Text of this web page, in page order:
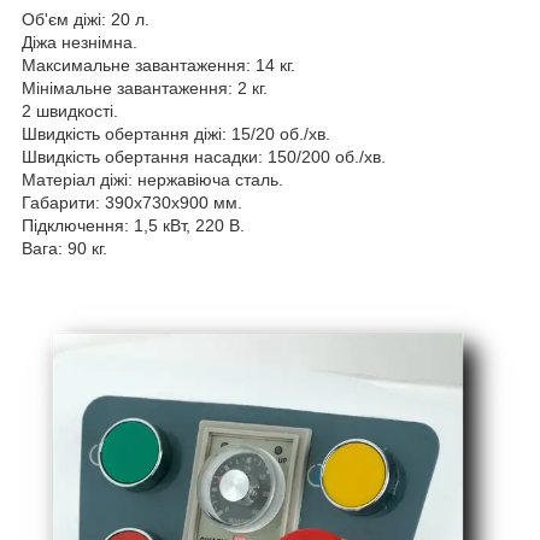
Об'єм діжі: 20 л.
Діжа незнімна.
Максимальне завантаження: 14 кг.
Мінімальне завантаження: 2 кг.
2 швидкості.
Швидкість обертання діжі: 15/20 об./хв.
Швидкість обертання насадки: 150/200 об./хв.
Матеріал діжі: нержавіюча сталь.
Габарити: 390x730x900 мм.
Підключення: 1,5 кВт, 220 В.
Вага: 90 кг.